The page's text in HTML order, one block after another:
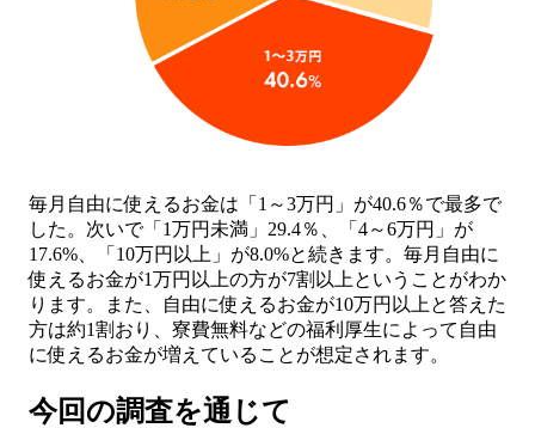
毎月自由に使えるお金は「1～3万円」が40.6％で最多で
した。次いで「1万円未満」29.4％、「4～6万円」が
17.6%、「10万円以上」が8.0%と続きます。毎月自由に
使えるお金が1万円以上の方が7割以上ということがわか
ります。また、自由に使えるお金が10万円以上と答えた
方は約1割おり、寮費無料などの福利厚生によって自由
に使えるお金が増えていることが想定されます。
今回の調査を通じて